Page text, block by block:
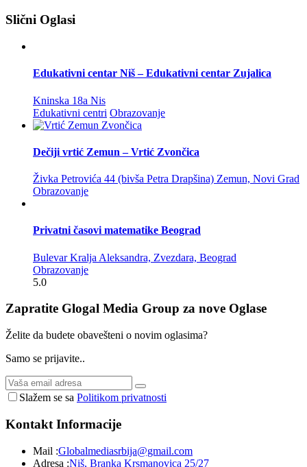
Slični Oglasi
Edukativni centar Niš – Edukativni centar Zujalica
Kninska 18a Nis
Edukativni centri Obrazovanje
Dečiji vrtić Zemun – Vrtić Zvončica
Živka Petrovića 44 (bivša Petra Drapšina) Zemun, Novi Grad
Obrazovanje
Privatni časovi matematike Beograd
Bulevar Kralja Aleksandra, Zvezdara, Beograd
Obrazovanje
5.0
Zapratite Glogal Media Group za nove Oglase
Želite da budete obavešteni o novim oglasima?
Samo se prijavite..
Slažem se sa Politikom privatnosti
Kontakt Informacije
Mail :Globalmediasrbija@gmail.com
Adresa :Niš, Branka Krsmanovica 25/27